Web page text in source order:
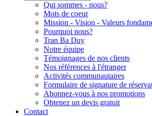
Qui sommes - nous?
Mots de coeur
Mission - Vision - Valeurs
Pourquoi nous?
Tran Ba Duy
Notre équipe
Témoignages de nos clients
Nos références à l'étranger
Activités communautaires
Formulaire de signature de
Abonnez-vous à nos promotions
Obtenez un devis gratuit
Contact